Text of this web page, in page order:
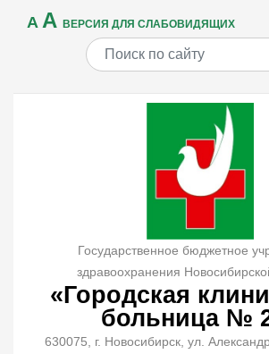
A A ВЕРСИЯ ДЛЯ СЛАБОВИДЯЩИХ
Государственное бюджетное
здравоохранения
«Городская
больница №
630075, г. Новосибирск, ул.